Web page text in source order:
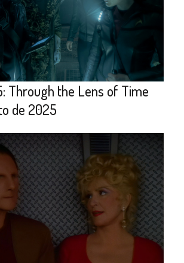
Through the Lens of Time
de 2025